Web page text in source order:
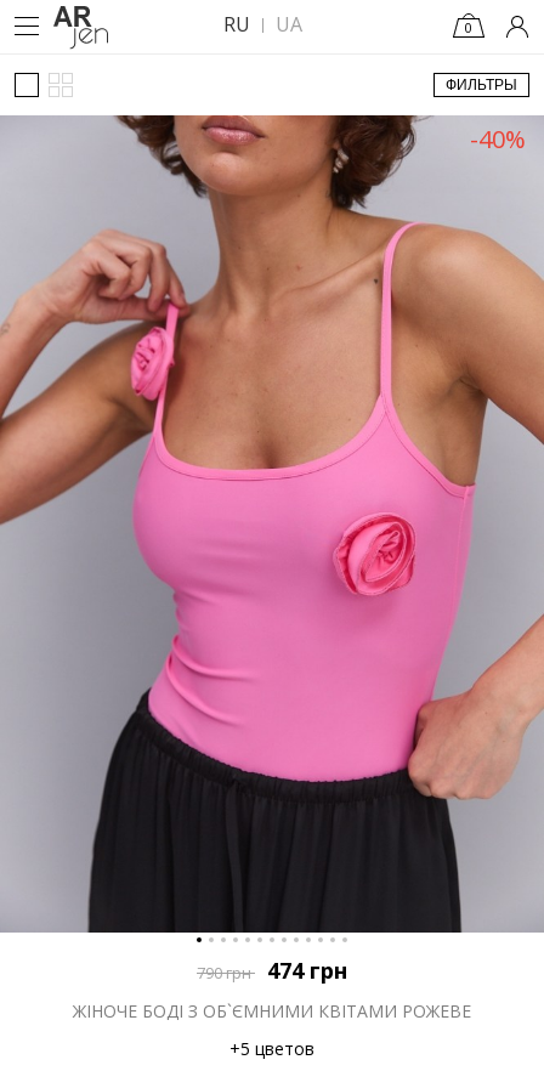
RU UA 0
ФИЛЬТРЫ
-40%
790грн 474 грн
ЖІНОЧЕ БОДІ З ОБ`ЄМНИМИ КВІТАМИ РОЖЕВЕ
+5 цветов